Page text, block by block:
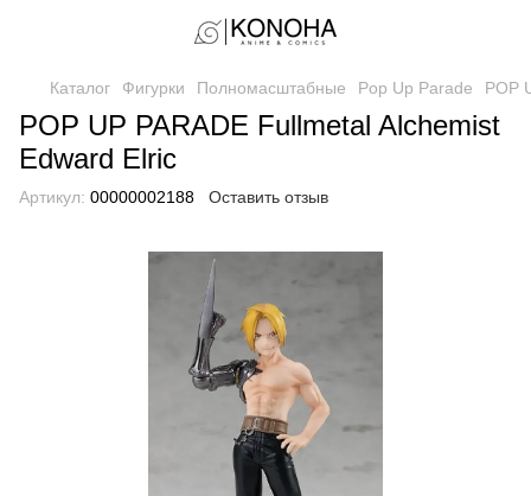
Каталог Фигурки Полномасштабные Pop Up Parade POP
POP UP PARADE Fullmetal Alchemist
Edward Elric
Артикул: 00000002188 Оставить отзыв